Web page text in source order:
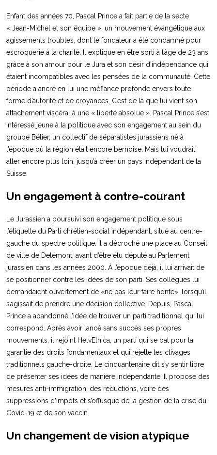
Enfant des années 70, Pascal Prince a fait partie de la secte
« Jean-Michel et son équipe », un mouvement évangélique aux
agissements troubles, dont le fondateur a été condamné pour
escroquerie à la charité. Il explique en être sorti à l’âge de 23 ans
grâce à son amour pour le Jura et son désir d’indépendance qui
étaient incompatibles avec les pensées de la communauté. Cette
période a ancré en lui une méfiance profonde envers toute
forme d’autorité et de croyances. C’est de là que lui vient son
attachement viscéral à une « liberté absolue ». Pascal Prince s’est
intéressé jeune à la politique avec son engagement au sein du
groupe Bélier, un collectif de séparatistes jurassiens né à
l’époque où la région était encore bernoise. Mais lui voudrait
aller encore plus loin, jusqu’à créer un pays indépendant de la
Suisse.
Un engagement à contre-courant
Le Jurassien a poursuivi son engagement politique sous
l’étiquette du Parti chrétien-social indépendant, situé au centre-
gauche du spectre politique. Il a décroché une place au Conseil
de ville de Delémont, avant d’être élu député au Parlement
jurassien dans les années 2000. À l’époque déjà, il lui arrivait de
se positionner contre les idées de son parti. Ses collègues lui
demandaient ouvertement de «ne pas leur faire honte», lorsqu’il
s’agissait de prendre une décision collective. Depuis, Pascal
Prince a abandonné l’idée de trouver un parti traditionnel qui lui
correspond. Après avoir lancé sans succès ses propres
mouvements, il rejoint HelvEthica, un parti qui se bat pour la
garantie des droits fondamentaux et qui rejette les clivages
traditionnels gauche-droite. Le cinquantenaire dit s’y sentir libre
de présenter ses idées de manière indépendante. Il propose des
mesures anti-immigration, des réductions, voire des
suppressions d’impôts et s’offusque de la gestion de la crise du
Covid-19 et de son vaccin.
Un changement de vision atypique